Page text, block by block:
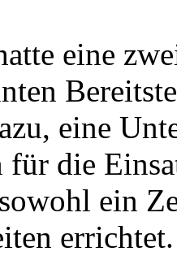
eine
eine
für die
ein
errichtet.